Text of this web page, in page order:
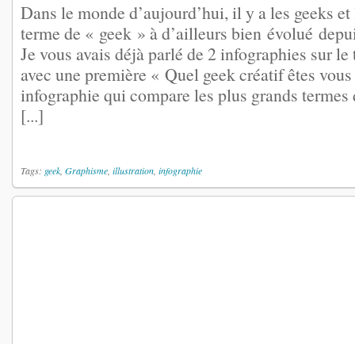
Dans le monde d’aujourd’hui, il y a les geeks
terme de « geek » à d’ailleurs bien évolué
Je vous avais déjà parlé de 2 infographies sur
avec une première « Quel geek créatif êtes
infographie qui compare les plus grands termes
[...]
Tags: geek, Graphisme illustration infographie